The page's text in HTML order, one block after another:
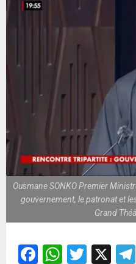
Ousmane SONKO Premier
gouvernement, le patronat et
Grand
Facebook
X